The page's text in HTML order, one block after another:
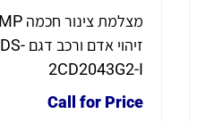
זיהוי אדם ורכב דגם DS-
2CD2043G2-I
Call for Price